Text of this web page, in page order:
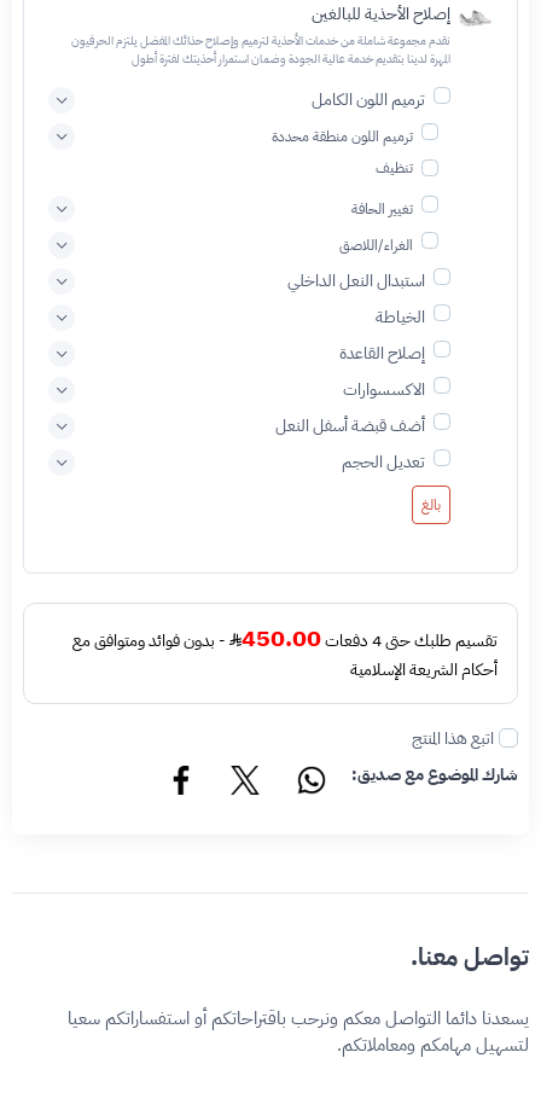
إصلاح الأحذية للبالغين
نقدم مجموعة شاملة من خدمات الأحذية لترميم وإصلاح حذائك المفضل يلتزم الحرفيون
المهرة لدينا بتقديم خدمة عالية الجودة وضمان استمرار أحذيتك لفترة أطول
ترميم اللون الكامل
ترميم اللون منطقة محددة
تنظيف
تغيير الحافة
الغراء/اللاصق
استبدال النعل الداخلي
الخياطة
إصلاح القاعدة
الاكسسوارات
أضف قبضة أسفل النعل
تعديل الحجم
بالغ
تقسيم طلبك حتى 4 دفعات 450.00
- بدون فوائد ومتوافق مع
أحكام الشريعة الإسلامية
اتبع هذا المنتج
شارك الموضوع مع صديق:
تواصل معنا.
يسعدنا دائما التواصل معكم ونرحب باقتراحاتكم أو استفساراتكم سعيا
لتسهيل مهامكم ومعاملاتكم.